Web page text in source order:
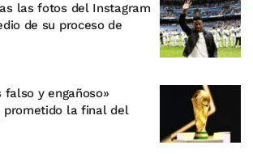
las fotos del Instagram
de su proceso de
falso y engañoso»
prometido la final del